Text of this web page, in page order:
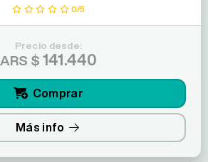
0/5
Precio desde:
ARS $ 141.440
Comprar
Más info